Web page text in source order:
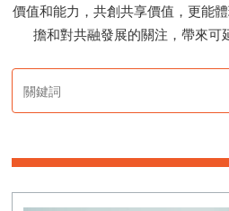
價值和能力，共創共享價值，更能
擔和對共融發展的關注，帶來可
茶葉
四季絲
保溫水
禮盒
手繪香薰
收納式環
藍屋雨